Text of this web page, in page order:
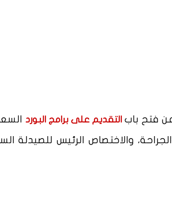
فتح بابالتقديم على برامج البورد
والاختصاص الرئيس للصيدلة